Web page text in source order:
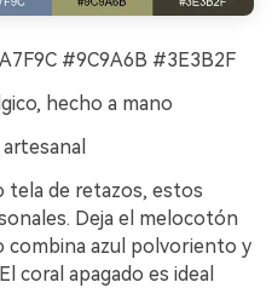
#9C9A6B #3E3B2F
hecho a mano
tela de retazos, estos
Deja el melocotón
combina azul polvoriento y
coral apagado es ideal